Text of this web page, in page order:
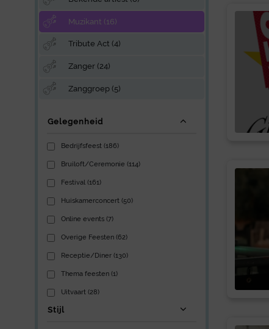
Muzikant (16)
Tribute Act (4)
Zanger (24)
Zanggroep (5)
Gelegenheid
Bedrijfsfeest (186)
Bruiloft/Ceremonie (114)
Festival (161)
Huiskamerconcert (50)
Online events (7)
Overige Feesten (62)
Receptie/Diner (130)
Thema feesten (1)
Uitvaart (28)
Stijl